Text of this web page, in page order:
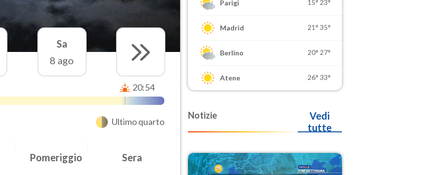
Sa
8 ago
20:54
Ultimo quarto
Pomeriggio Sera
Parigi 15° 23°
Madrid 21° 35°
Berlino 20° 27°
Atene 26° 33°
Notizie
Vedi
tutte